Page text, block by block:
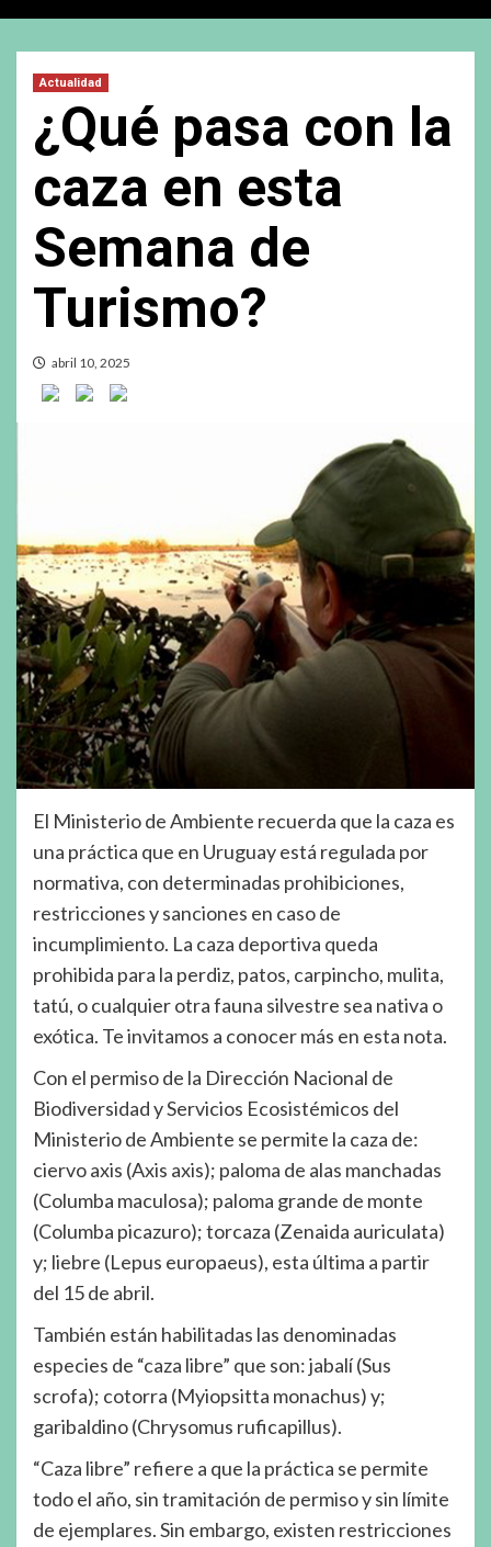
Actualidad
¿Qué pasa con la
caza en esta
Semana de
Turismo?
abril 10, 2025
El Ministerio de Ambiente recuerda que la caza es
una práctica que en Uruguay está regulada por
normativa, con determinadas prohibiciones,
restricciones y sanciones en caso de
incumplimiento. La caza deportiva queda
prohibida para la perdiz, patos, carpincho, mulita,
tatú, o cualquier otra fauna silvestre sea nativa o
exótica. Te invitamos a conocer más en esta nota.
Con el permiso de la Dirección Nacional de
Biodiversidad y Servicios Ecosistémicos del
Ministerio de Ambiente se permite la caza de:
ciervo axis (Axis axis); paloma de alas manchadas
(Columba maculosa); paloma grande de monte
(Columba picazuro); torcaza (Zenaida auriculata)
y; liebre (Lepus europaeus), esta última a partir
del 15 de abril.
También están habilitadas las denominadas
especies de “caza libre” que son: jabalí (Sus
scrofa); cotorra (Myiopsitta monachus) y;
garibaldino (Chrysomus ruficapillus).
“Caza libre” refiere a que la práctica se permite
todo el año, sin tramitación de permiso y sin límite
de ejemplares. Sin embargo, existen restricciones